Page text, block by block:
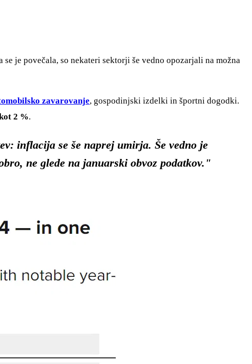
je povečala, so nekateri sektorji še vedno opozarjali na možna
zavarovanje, gospodinjski izdelki in športni dogodki.
2 %.
inflacija se še naprej umirja. Še vedno je
ne glede na januarski obvoz podatkov."